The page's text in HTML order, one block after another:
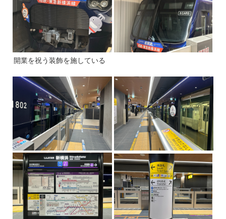
開業を祝う装飾を施している